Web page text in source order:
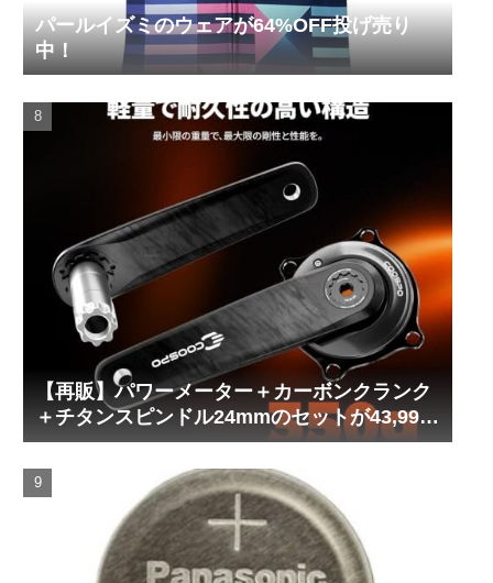
パールイズミのウェアが64%OFF投げ売り
中！
【再販】パワーメーター＋カーボンクランク
＋チタンスピンドル24mmのセットが43,999
円！